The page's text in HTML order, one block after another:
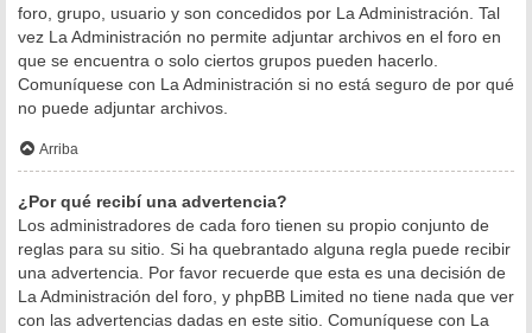
foro, grupo, usuario y son concedidos por La Administración. Tal
vez La Administración no permite adjuntar archivos en el foro en
que se encuentra o solo ciertos grupos pueden hacerlo.
Comuníquese con La Administración si no está seguro de por qué
no puede adjuntar archivos.
Arriba
¿Por qué recibí una advertencia?
Los administradores de cada foro tienen su propio conjunto de
reglas para su sitio. Si ha quebrantado alguna regla puede recibir
una advertencia. Por favor recuerde que esta es una decisión de
La Administración del foro, y phpBB Limited no tiene nada que ver
con las advertencias dadas en este sitio. Comuníquese con La